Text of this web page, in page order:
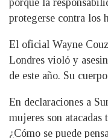
porque la
protegerse contra los
El oficial Wayne
Londres violó y
de este año. Su
En declaraciones a
mujeres son
¿Cómo se puede